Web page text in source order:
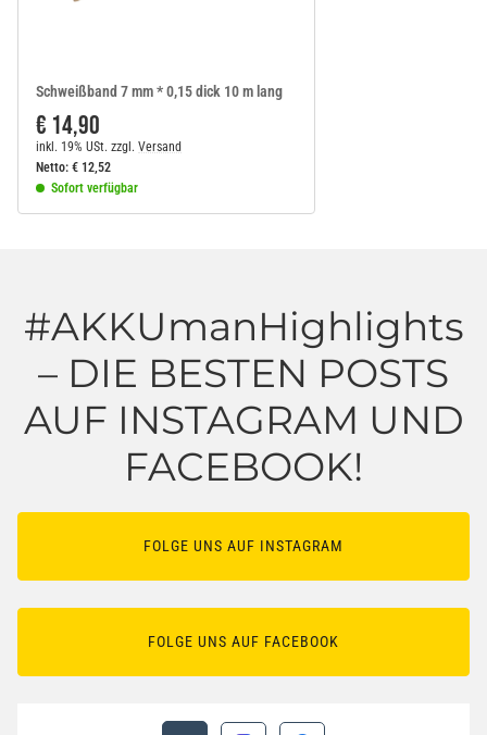
Schweißband 7 mm * 0,15 dick 10 m lang
€ 14,90
inkl. 19% USt. zzgl. Versand
Netto: € 12,52
Sofort verfügbar
#AKKUmanHighlights
– DIE BESTEN POSTS
AUF INSTAGRAM UND
FACEBOOK!
FOLGE UNS AUF INSTAGRAM
FOLGE UNS AUF FACEBOOK